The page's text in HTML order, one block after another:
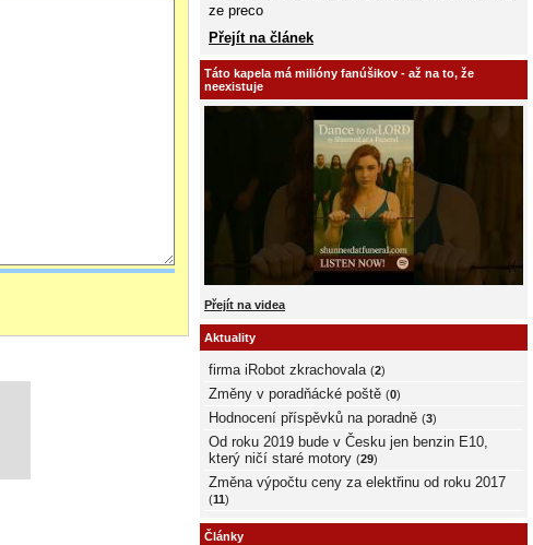
ze preco
Přejít na článek
Táto kapela má milióny fanúšikov - až na to, že
neexistuje
Přejít na videa
Aktuality
firma iRobot zkrachovala (2)
Změny v poradňácké poště (0)
Hodnocení příspěvků na poradně (3)
Od roku 2019 bude v Česku jen benzin E10,
který ničí staré motory (29)
Změna výpočtu ceny za elektřinu od roku 2017
(11)
Články